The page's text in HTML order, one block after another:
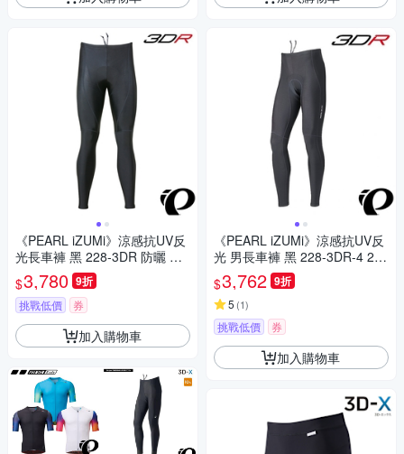
《PEARL iZUMi》涼感抗UV反
光長車褲 黑 228-3DR 防曬 日
本製 車褲/單車/運動/車服/競賽
$3,780 9折
挑戰低價 券
加入購物車
《PEARL iZUMi》涼感抗UV反
光 男長車褲 黑 228-3DR-4 24
涼感車褲/吸汗/透氣/環島/單車/
長途/日本製
$3,762 9折
5 (1)
挑戰低價 券
加入購物車